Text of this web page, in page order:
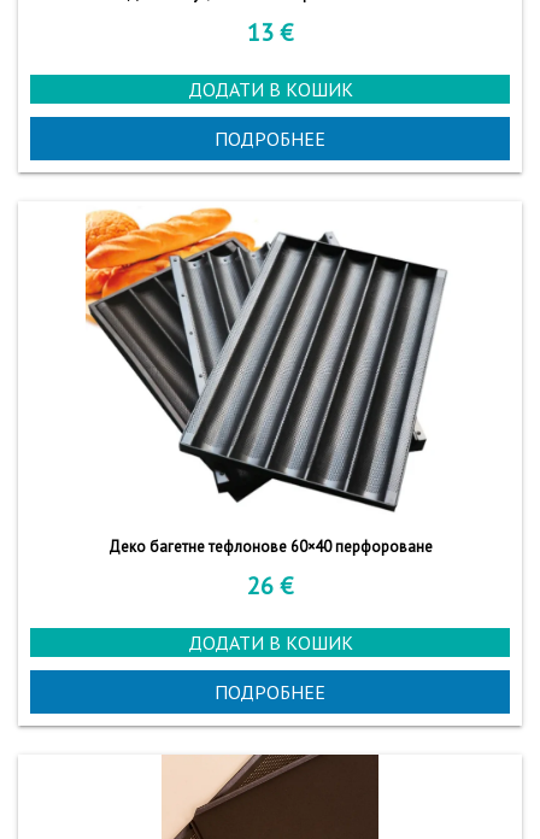
13€
ДОДАТИ В КОШИК
ПОДРОБНЕЕ
Деко багетне тефлонове 60×40 перфороване
26€
ДОДАТИ В КОШИК
ПОДРОБНЕЕ